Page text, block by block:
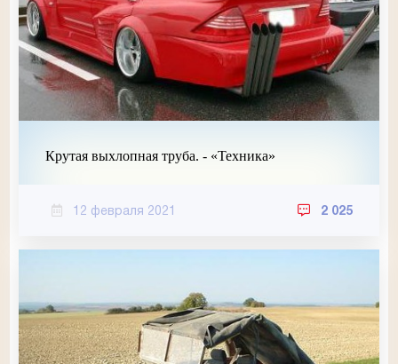
Крутая выхлопная труба. - «Техника»
12 февраля 2021 2 025